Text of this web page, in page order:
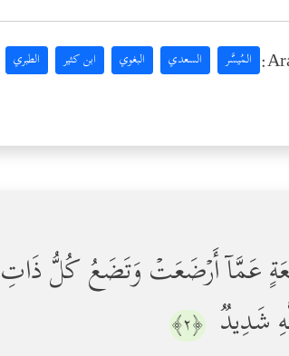
المُيسَّر السعدي البغوي ابن كثير الطبري
عَمَّاۤ أَرۡضَعَتۡ وَتَضَعُ كُلُّ
شَدِیدࣱ ﴿٢﴾